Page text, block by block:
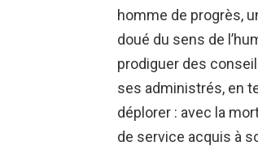
homme de progrès,
doué du sens de
prodiguer des
ses administrés, en
déplorer : avec la
de service acquis à